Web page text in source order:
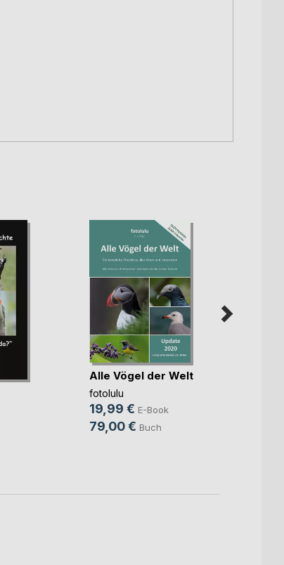
Alle Vögel der Welt
fotolulu
19,99 € E-Book
79,00 € Buch